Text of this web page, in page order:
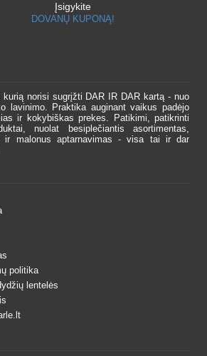
Įsigykite
DOVANŲ KUPONĄ!
kurią norisi sugrįžti DAR IR DAR kartą - nuo
lavinimo. Praktika auginant vaikus padėjo
ir kokybiškas prekes. Patikimi, patikrinti
nuolat besiplečiantis asortimentas,
ir malonus aptarnavimas - visa tai ir dar
politika
lentelės